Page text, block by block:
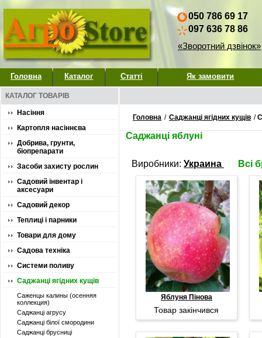
050 786 69 17
097 636 78 86
«Зворотний дзвінок»
Головна Каталог Статті Як замовити
КАТАЛОГ ТОВАРІВ
Насіння
Картопля насіннєва
Добрива, грунти,
біопрепарати
Засоби захисту рослин
Садовий інвентар і
аксесуари
Садовий декор
Теплиці і парники
Товари для дому
Садова техніка
Системи поливу
Саджанці ягідних кущів
Саженцы калины (осенняя
коллекция)
Саджанці агрусу
Саджанці білої смородини
Саджанці брусниці
Головна / Саджанці ягідних кущів /
Саджанці яблуні
Виробники: Украина Всі
Яблуня Пінова
Товар закінчився